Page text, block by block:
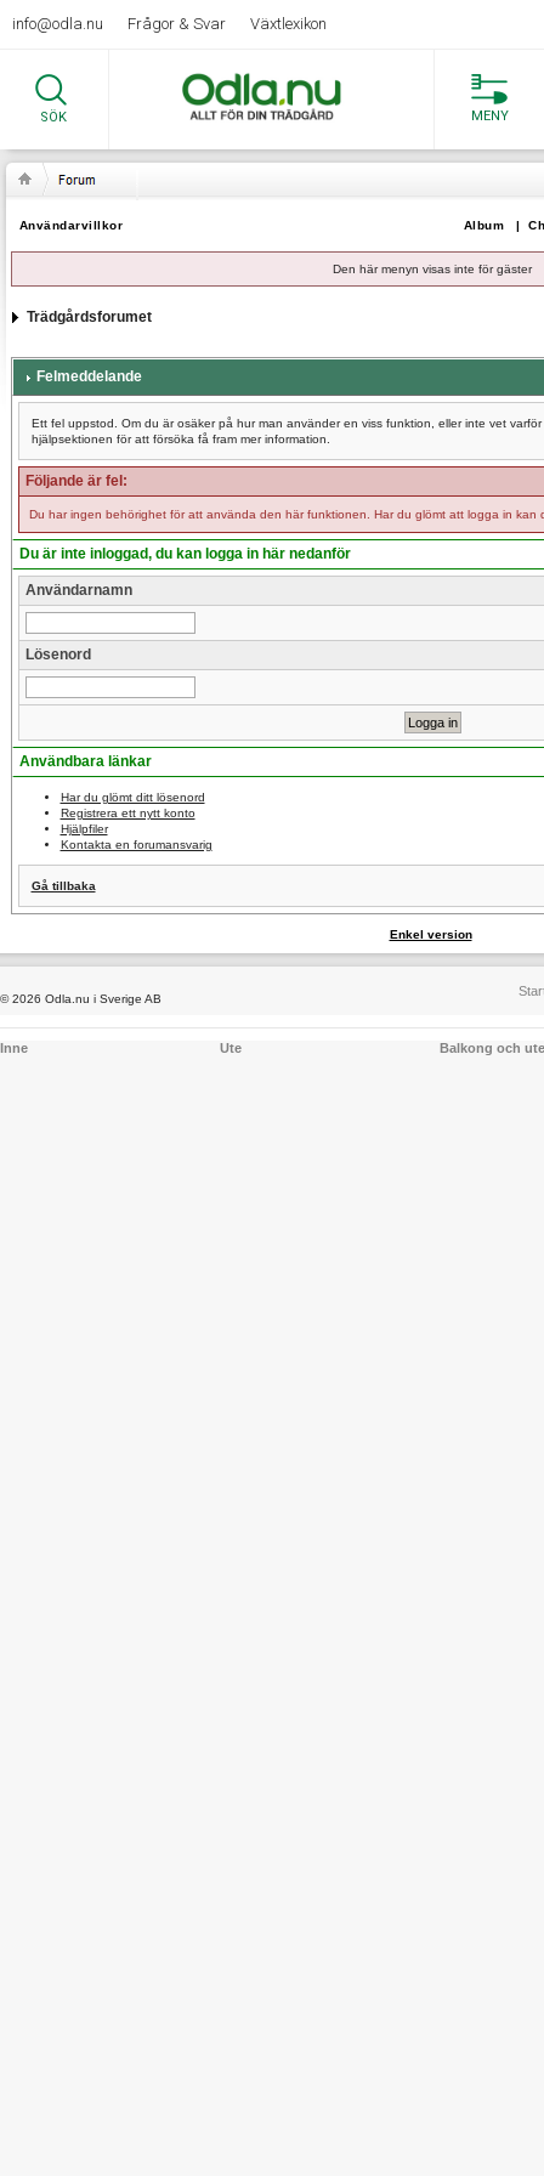
info@odla.nu Frågor & Svar Växtlexikon
SÖK MENY
Användarvillkor Album |
Den här menyn visas inte för gäster
Trädgårdsforumet
Felmeddelande
Ett fel uppstod. Om du är osäker på hur man använder en viss funktion, eller inte vet
hjälpsektionen för att försöka få fram mer information.
Följande är fel:
Du har ingen behörighet för att använda den här funktionen. Har du glömt att logga in kan
Du är inte inloggad, du kan logga in här nedanför
Användarnamn
Lösenord
Användbara länkar
Har du glömt ditt lösenord
Registrera ett nytt konto
Hjälpfiler
Kontakta en forumansvarig
Gå tillbaka
Enkel version
© 2026 Odla.nu i Sverige AB
Inne Ute Balkong och